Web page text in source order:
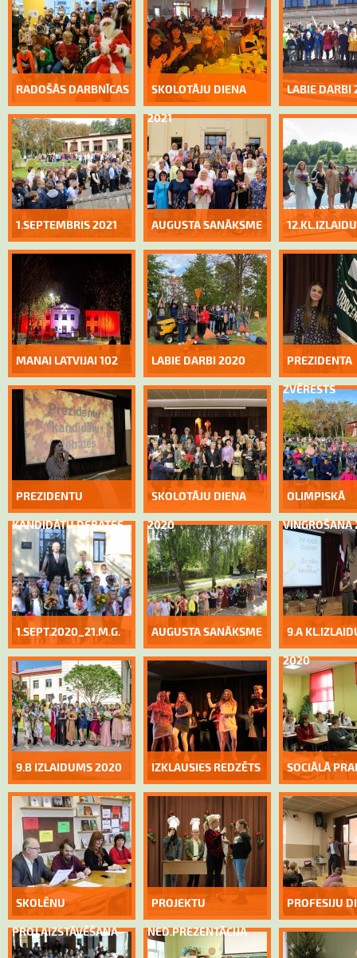
RADOŠĀS DARBNĪCAS SKOLOTĀJU DIENA
2021
LABIE DARBI
1.SEPTEMBRIS 2021 AUGUSTA SANĀKSME
MANAI LATVIJAI 102 LABIE DARBI 2020 PREZIDENTA
ZVĒRESTS
PREZIDENTU
KANDIDĀTU DEBATES
SKOLOTĀJU DIENA
2020
OLIMPISKĀ
1.SEPT.2020_21.M.G. AUGUSTA SANĀKSME 9.A
2020
9.B IZLAIDUMS 2020 IZKLAUSIES REDZĒTS SOCIĀLĀ
SKOLĒNU
PROJ.AIZSTĀVĒŠANA
PROJEKTU
NED.PREZENTĀCIJA
PROFESIJU